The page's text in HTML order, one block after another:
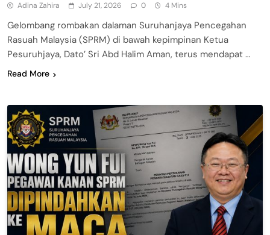
Adina Zahira July 21, 2026 0 4 Mins
Gelombang rombakan dalaman Suruhanjaya Pencegahan
Rasuah Malaysia (SPRM) di bawah kepimpinan Ketua
Pesuruhjaya, Dato’ Sri Abd Halim Aman, terus mendapat …
Read More